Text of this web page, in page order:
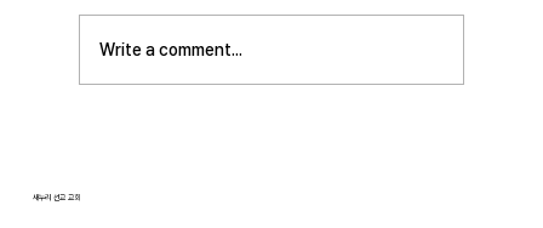
Write a comment...
새누리 선교 교회